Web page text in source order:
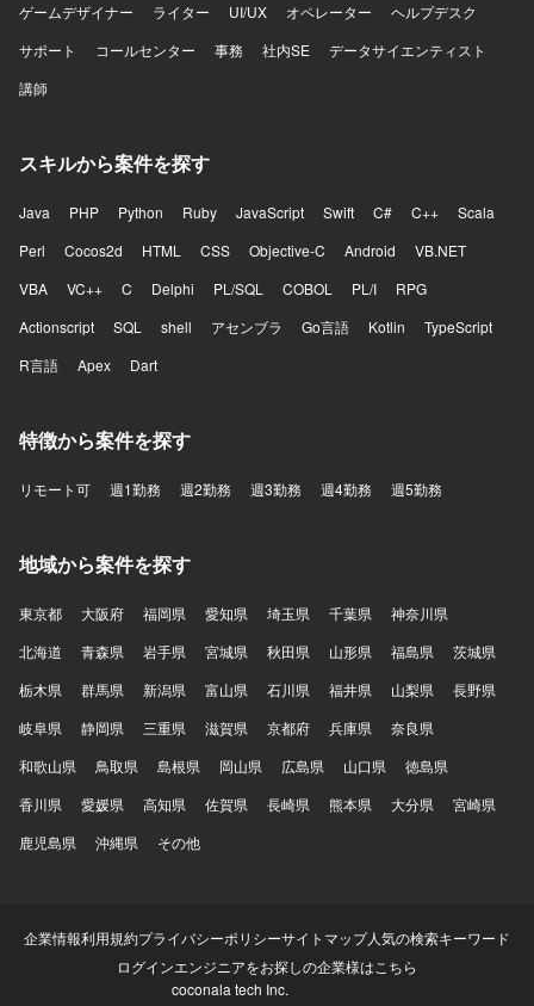
い工程に関与できるため、クラウドアーキテクトとしての
スキルを総合的に高めていただけます。また、セキュリテ
ィサービス群や認証連携、ネットワーク接続など、エンタ
ープライズ向けの先進的なクラウドアーキテクチャに携わ
on Fargate、ECR、Aurora PostgreSQL、RDS Proxy、
v2、IAM、KMS、Secrets Manager、GuardDuty、Security
CloudWatch、SNS、SQS、SES、EventBridge）、
Terraform、AWS CDK、GitHub Actions、CodePipeline、
OneLoginによるSSO連携、SAML/OIDCによる認証連携な
どの環境で作業いただきます。
ゲームデザイナー
ライター UI/UX オペレーター
ヘルプデスク
サポート
コールセンター 事務 社内SE
データサイエンティスト
講師
スキルから案件を探す
Java PHP Python Ruby JavaScript Swift C# C++
Scala
Perl
Cocos2d HTML CSS Objective-C Android
VB.NET
VBA
VC++ C Delphi PL/SQL COBOL PL/I
RPG
Actionscript
SQL shell アセンブラ Go言語 Kotlin
TypeScript
R言語
Apex Dart
特徴から案件を探す
リモート可 週1勤務 週2勤務 週3勤務 週4勤務 週5勤務
地域から案件を探す
東京都 大阪府 福岡県 愛知県 埼玉県 千葉県
神奈川県
北海道
青森県 岩手県 宮城県 秋田県 山形県 福島県
茨城県
栃木県
群馬県 新潟県 富山県 石川県 福井県 山梨県
長野県
岐阜県
静岡県 三重県 滋賀県 京都府 兵庫県
奈良県
和歌山県
鳥取県 島根県 岡山県 広島県 山口県
徳島県
香川県
愛媛県 高知県 佐賀県 長崎県 熊本県 大分県
宮崎県
鹿児島県
沖縄県 その他
企業情報利用規約プライバシーポリシーサイトマップ人気の検索キーワード
ログインエンジニアをお探しの企業様はこちら
coconala tech Inc.